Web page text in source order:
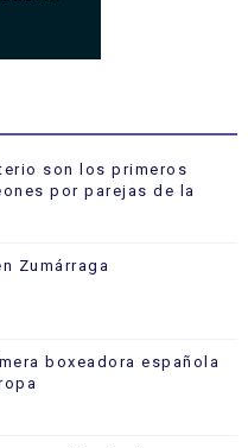
son los primeros
por parejas de la
Zumárraga
boxeadora española